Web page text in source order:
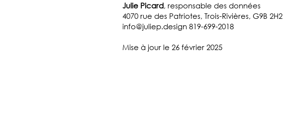
Julie Picard, responsable des données
4070 rue des Patriotes, Trois-Rivières, G9B 2H2
info@juliep.design 819-699-2018
Mise à jour le 26 février 2025